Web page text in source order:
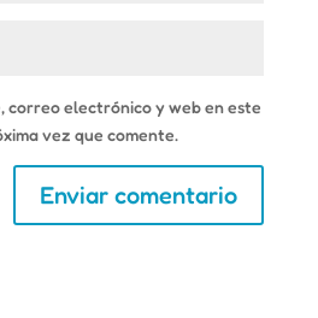
correo electrónico y web en este
vez que comente.